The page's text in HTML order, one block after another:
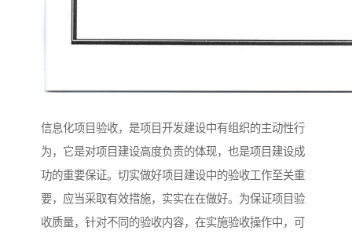
信息化项目验收，是项目开发建设中有组织的主动性行
为，它是对项目建设高度负责的体现，也是项目建设成
功的重要保证。切实做好项目建设中的验收工作至关重
要，应当采取有效措施，实实在在做好。为保证项目验
收质量，针对不同的验收内容，在实施验收操作中，可